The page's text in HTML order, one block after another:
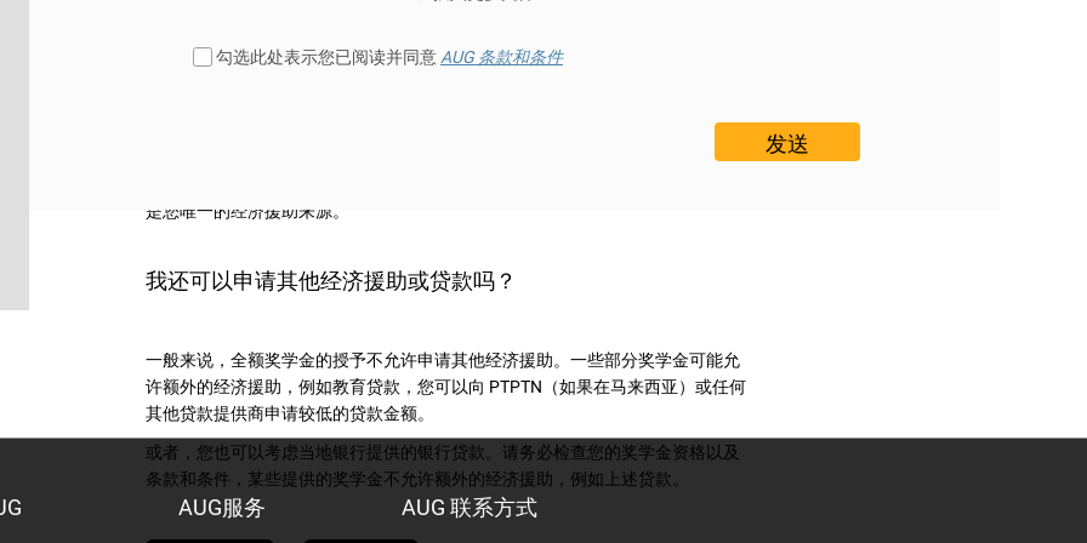
每项奖学金的条款和条件都各不相同。然而，一般来说，大多数奖学金不能从一
除此之外，有些奖学金要求您在学期内保持一定的成绩或出勤率，如果达不到要
是您唯一的经济援助来源。
我还可以申请其他经济援助或贷款吗？
一般来说，全额奖学金的授予不允许申请其他经济援助。一些部分奖学金可能允
许额外的经济援助，例如教育贷款，您可以向 PTPTN（如果在马来西亚）或任何
其他贷款提供商申请较低的贷款金额。
或者，您也可以考虑当地银行提供的银行贷款。请务必检查您的奖学金资格以及
条款和条件，某些提供的奖学金不允许额外的经济援助，例如上述贷款。
勾选此处表示您已阅读并同意 AUG 条款和条件
AUG服务 AUG 联系方式